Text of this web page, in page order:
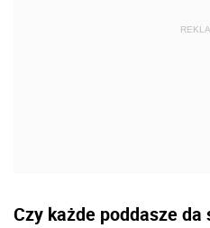
Czy każde poddasze